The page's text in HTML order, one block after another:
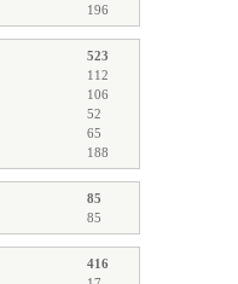
196
523
112
106
52
65
188
85
85
416